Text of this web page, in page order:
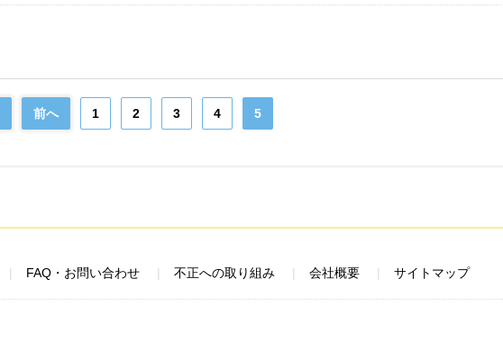
前へ 1 2 3 4 5
FAQ・お問い合わせ 不正への取り組み 会社概要 サイトマップ